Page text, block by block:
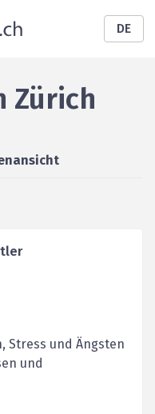
DE
Zürich
Stress und Ängsten
und